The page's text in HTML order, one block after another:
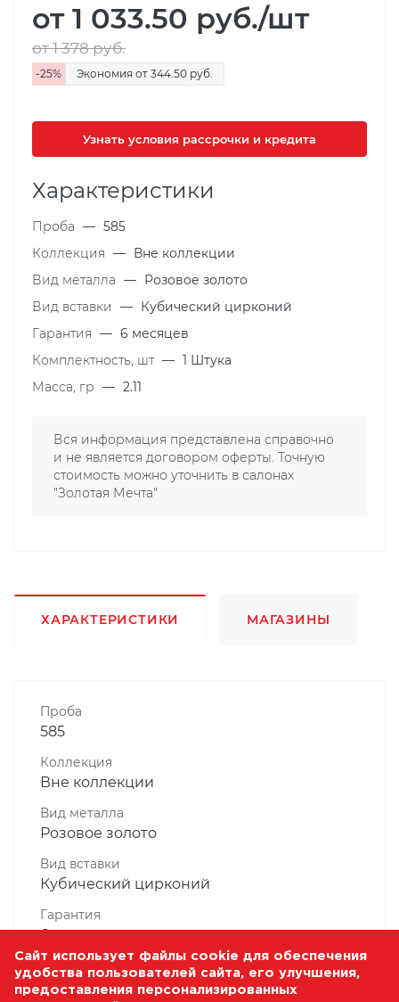
от 1 033.50 руб./шт
от 1 378руб.
-25% Экономия от 344.50 руб.
Узнать условия рассрочки и кредита
Характеристики
Проба — 585
Коллекция — Вне коллекции
Вид металла — Розовое золото
Вид вставки
— Кубический цирконий
Гарантия — 6 месяцев
Комплектность, шт — 1 Штука
Масса, гр — 2.11
Вся информация представлена справочно
и не является договором оферты. Точную
стоимость можно уточнить в салонах
"Золотая Мечта"
ХАРАКТЕРИСТИКИ МАГАЗИНЫ
Проба
585
Коллекция
Вне коллекции
Вид металла
Розовое золото
Вид вставки
Кубический цирконий
Гарантия
6 месяцев
Комплектность, шт
1 Штука
Сайт использует файлы cookie для обеспечения
удобства пользователей сайта, его улучшения,
предоставления персонализированных